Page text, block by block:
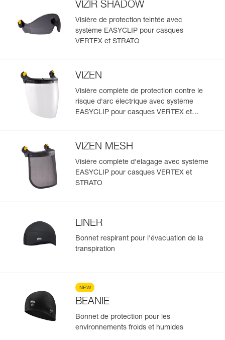
VIZIR SHADOW
Visière de protection teintée avec
système EASYCLIP pour casques
VERTEX et STRATO
VIZEN
Visière complète de protection contre le
risque d'arc électrique avec système
EASYCLIP pour casques VERTEX et
VIZEN MESH
Visière complète d'élagage avec système
EASYCLIP pour casques VERTEX et
STRATO
LINER
Bonnet respirant pour l'évacuation de la
transpiration
NEW
BEANIE
Bonnet de protection pour les
environnements froids et humides